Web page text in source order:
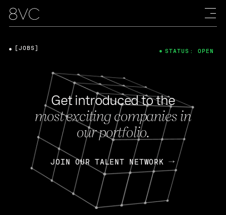
Get introduced to the
most exciting companies in
our portfolio.
JOIN OUR TALENT NETWORK
[JOBS] STATUS: OPEN